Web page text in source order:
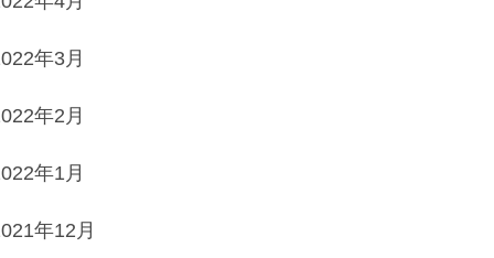
年3月
年2月
年1月
年12月